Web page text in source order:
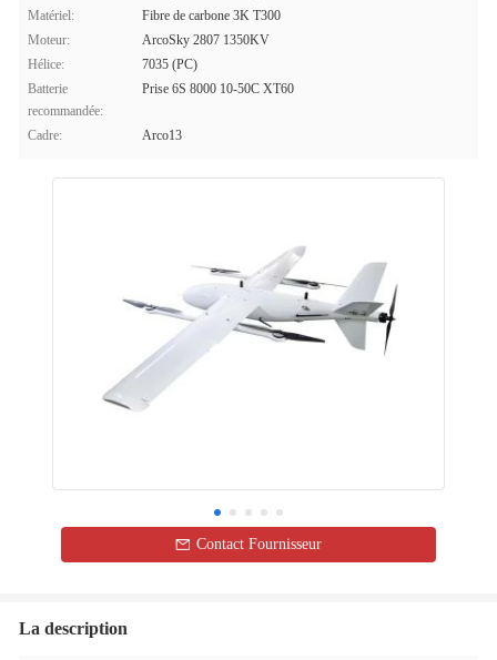
Matériel:
Fibre de carbone 3K T300
Moteur:
ArcoSky 2807 1350KV
Hélice:
7035 (PC)
Batterie
recommandée:
Prise 6S 8000 10-50C XT60
Cadre: Arco13
Contact Fournisseur
La description